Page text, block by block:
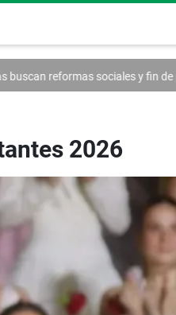
de privilegios Retraso de las
2026